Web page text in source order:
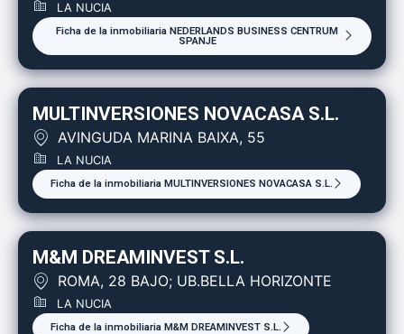
LA NUCIA
Ficha de la inmobiliaria NEDERLANDS BUSINESS CENTRUM
SPANJE
MULTINVERSIONES NOVACASA S.L.
AVINGUDA MARINA BAIXA, 55
LA NUCIA
Ficha de la inmobiliaria MULTINVERSIONES NOVACASA S.L.
M&M DREAMINVEST S.L.
ROMA, 28 BAJO; UB.BELLA HORIZONTE
LA NUCIA
Ficha de la inmobiliaria M&M DREAMINVEST S.L.